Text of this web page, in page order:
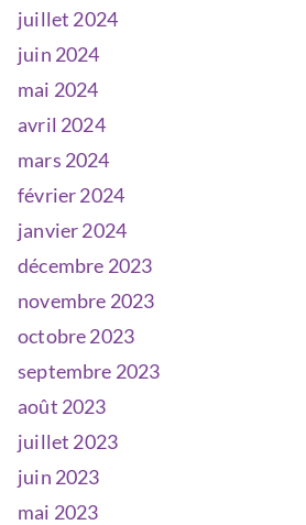
juillet 2024
juin 2024
mai 2024
avril 2024
mars 2024
février 2024
janvier 2024
décembre 2023
novembre 2023
octobre 2023
septembre 2023
août 2023
juillet 2023
juin 2023
mai 2023